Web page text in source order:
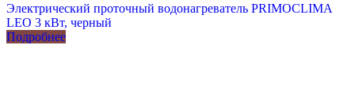
Электрический проточный водонагреватель PRIMOCLIMA
LEO 3 кВт, черный
Подробнее